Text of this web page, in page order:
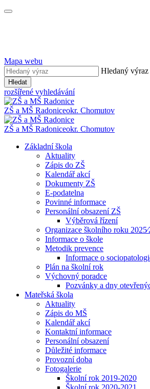
Mapa webu
Hledaný výraz
Hledat
rozšířené vyhledávání
ZŠ a MŠ Radoniceokr. Chomutov
ZŠ a MŠ Radoniceokr. Chomutov
Základní škola
Aktuality
Zápis do ZŠ
Kalendář akcí
Dokumenty ZŠ
E-podatelna
Povinné informace
Personální obsazení ZŠ
Výběrová řízení
Organizace školního roku
Informace o škole
Metodik prevence
Informace o
Plán na školní rok
Výchovný poradce
Pozvánky a dny
Mateřská škola
Aktuality
Zápis do MŠ
Kalendář akcí
Kontaktní informace
Personální obsazení
Důležité informace
Provozní doba
Fotogalerie
Školní rok 2019-2020
Školní rok 2020-2021